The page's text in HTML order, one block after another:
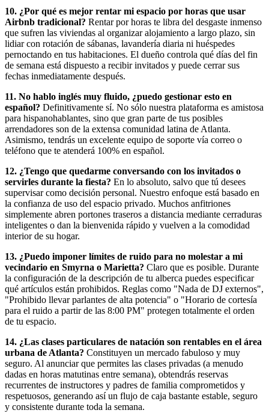
10. ¿Por qué es mejor rentar mi espacio por horas que usar
Airbnb tradicional? Rentar por horas te libra del desgaste inmenso
que sufren las viviendas al organizar alojamiento a largo plazo, sin
lidiar con rotación de sábanas, lavandería diaria ni huéspedes
pernoctando en tus habitaciones. El dueño controla qué días del fin
de semana está dispuesto a recibir invitados y puede cerrar sus
fechas inmediatamente después.
11. No hablo inglés muy fluido, ¿puedo gestionar esto en
español? Definitivamente sí. No sólo nuestra plataforma es amistosa
para hispanohablantes, sino que gran parte de tus posibles
arrendadores son de la extensa comunidad latina de Atlanta.
Asimismo, tendrás un excelente equipo de soporte vía correo o
teléfono que te atenderá 100% en español.
12. ¿Tengo que quedarme conversando con los invitados o
servirles durante la fiesta? En lo absoluto, salvo que tú desees
supervisar como decisión personal. Nuestro enfoque está basado en
la confianza de uso del espacio privado. Muchos anfitriones
simplemente abren portones traseros a distancia mediante cerraduras
inteligentes o dan la bienvenida rápido y vuelven a la comodidad
interior de su hogar.
13. ¿Puedo imponer límites de ruido para no molestar a mi
vecindario en Smyrna o Marietta? Claro que es posible. Durante
la configuración de la descripción de tu alberca puedes especificar
qué artículos están prohibidos. Reglas como "Nada de DJ externos",
"Prohibido llevar parlantes de alta potencia" o "Horario de cortesía
para el ruido a partir de las 8:00 PM" protegen totalmente el orden
de tu espacio.
14. ¿Las clases particulares de natación son rentables en el área
urbana de Atlanta? Constituyen un mercado fabuloso y muy
seguro. Al anunciar que permites las clases privadas (a menudo
dadas en horas matutinas entre semana), obtendrás reservas
recurrentes de instructores y padres de familia comprometidos y
respetuosos, generando así un flujo de caja bastante estable, seguro
y consistente durante toda la semana.